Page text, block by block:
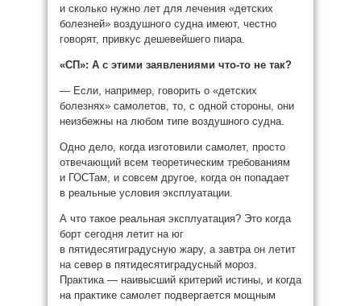
и сколько нужно лет для лечения «детских
болезней» воздушного судна имеют, честно
говорят, привкус дешевейшего пиара.
«СП»: А с этими заявлениями что-то не так?
— Если, например, говорить о «детских
болезнях» самолетов, то, с одной стороны, они
неизбежны на любом типе воздушного судна.
Одно дело, когда изготовили самолет, просто
отвечающий всем теоретическим требованиям
и ГОСТам, и совсем другое, когда он попадает
в реальные условия эксплуатации.
А что такое реальная эксплуатация? Это когда
борт сегодня летит на юг
в пятидесятиградусную жару, а завтра он летит
на север в пятидесятиградусный мороз.
Практика — наивысший критерий истины, и когда
на практике самолет подвергается мощным